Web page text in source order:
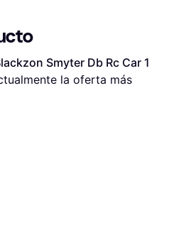
Smyter Db Rc Car 1
la oferta más